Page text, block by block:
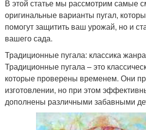
В этой статье мы рассмотрим самые
оригинальные варианты пугал,
помогут защитить ваш урожай, но и
вашего сада.
Традиционные пугала: классика жанра
Традиционные пугала – это
которые проверены временем. Они
изготовлении, но при этом
дополнены различными забавными